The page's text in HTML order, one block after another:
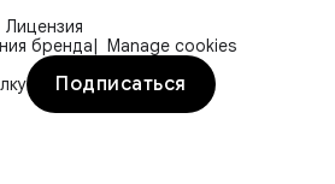
Лицензия
бренда
Manage cookies
Подписаться